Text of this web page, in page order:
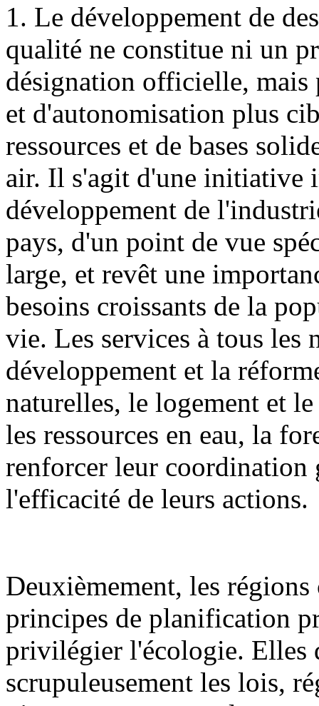
1. Le développement de
qualité ne constitue ni un
désignation officielle, mais
et d'autonomisation plus
ressources et de bases
air. Il s'agit d'une initiative
développement de
pays, d'un point de vue
large, et revêt une
besoins croissants de la
vie. Les services à tous les
développement et la
naturelles, le logement et
les ressources en eau, la
renforcer leur coordination
l'efficacité de leurs actions.
Deuxièmement, les
principes de planification
privilégier l'écologie. Elles
scrupuleusement les lois,